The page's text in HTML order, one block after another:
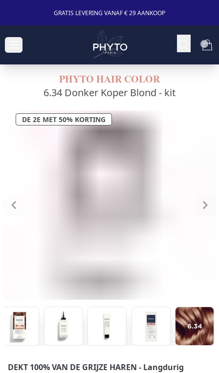
GRATIS LEVERING VANAF € 29 AANKOOP
PHYTO HAIR COLOR
6.34 Donker Koper Blond - kit
DE 2E MET 50% KORTING
DEKT 100% VAN DE GRIJZE HAREN - Langdurig